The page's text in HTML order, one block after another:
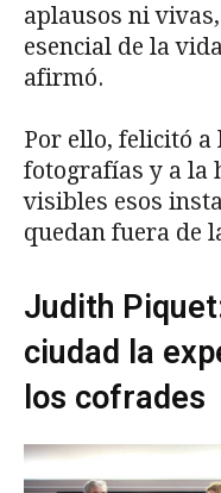
aplausos ni
esencial de la
afirmó.
Por ello, felicitó a
fotografías y a la
visibles esos
quedan fuera de
Judith
ciudad la
los cofrades